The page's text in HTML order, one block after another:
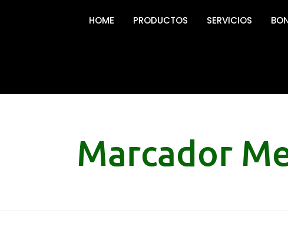
HOME PRODUCTOS SERVICIOS
Marcador